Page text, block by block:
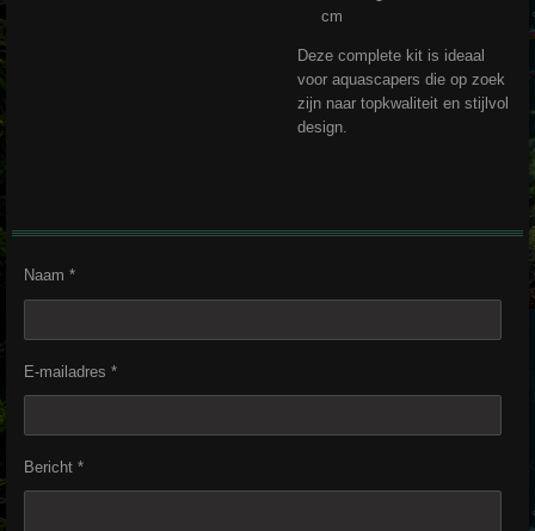
cm
Deze complete kit is ideaal
voor aquascapers die op zoek
zijn naar topkwaliteit en stijlvol
design.
Naam *
E-mailadres *
Bericht *